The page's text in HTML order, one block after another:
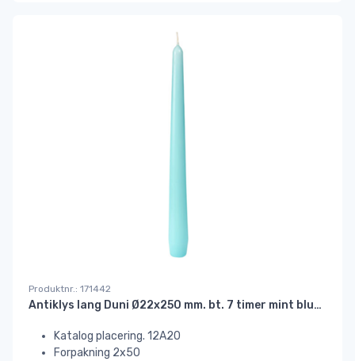
Produktnr.: 171442
Antiklys lang Duni Ø22x250 mm. bt. 7 timer mint blue#
Katalog placering. 12A20
Forpakning 2x50